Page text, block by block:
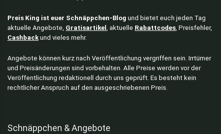
Preis King ist euer Schnäppchen-Blog und bietet euch jeden Tag
aktuelle Angebote, Gratisartikel , aktuelle Rabattcodes, Preisfehler,
Cashbackund vieles mehr.
Angebote können kurz nach Veröffentlichung vergriffen sein. Irrtümer
und Preisänderungen sind vorbehalten. Alle Preise werden vor der
Veröffentlichung redaktionell durch uns geprüft. Es besteht kein
rechtlicher Anspruch auf den ausgeschriebenen Preis.
Schnäppchen & Angebote